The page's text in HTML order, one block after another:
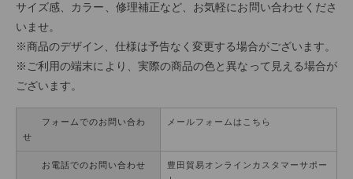
サイズ感、カラー、修理補正など、お気軽にお問い合わせくださ
いませ。
※商品のデザイン、仕様は予告なく変更する場合がございます。
※ご利用の端末により、実際の商品の色と異なって見える場合が
ございます。
フォームでのお問い合わ
せ
メールフォームはこちら
お電話でのお問い合わせ
豊田貿易オンラインカスタマーサポー